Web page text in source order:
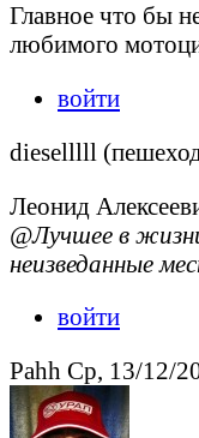
Главное что бы
любимого
войти
dieselllll
Леонид
@Лучшее в
неизведанные
войти
Pahh Ср, 13/12/